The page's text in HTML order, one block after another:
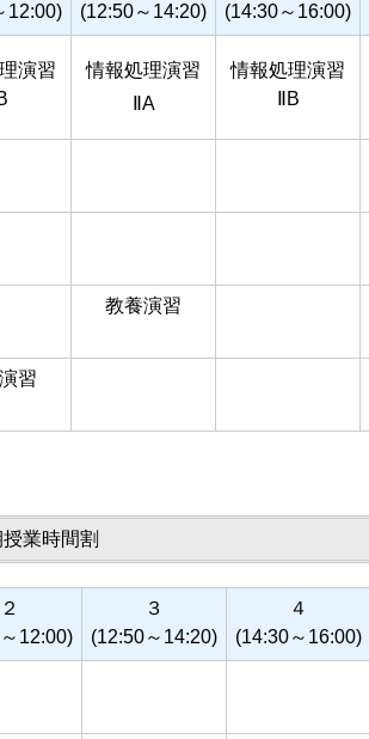
12:00)
(12:50～14:20)
(14:30～16:00)
演習
情報処理演習
ⅡA
情報処理演習
ⅡB
教養演習
習
業時間割
２
12:00)
３
(12:50～14:20)
４
(14:30～16:00)